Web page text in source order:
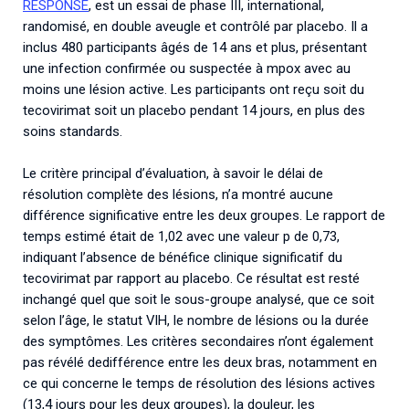
RESPONSE, est un essai de phase III, international,
randomisé, en double aveugle et contrôlé par placebo. Il a
inclus 480 participants âgés de 14 ans et plus, présentant
une infection confirmée ou suspectée à mpox avec au
moins une lésion active. Les participants ont reçu soit du
tecovirimat soit un placebo pendant 14 jours, en plus des
soins standards.
Le critère principal d’évaluation, à savoir le délai de
résolution complète des lésions, n’a montré aucune
différence significative entre les deux groupes. Le rapport de
temps estimé était de 1,02 avec une valeur p de 0,73,
indiquant l’absence de bénéfice clinique significatif du
tecovirimat par rapport au placebo. Ce résultat est resté
inchangé quel que soit le sous-groupe analysé, que ce soit
selon l’âge, le statut VIH, le nombre de lésions ou la durée
des symptômes. Les critères secondaires n’ont également
pas révélé dedifférence entre les deux bras, notamment en
ce qui concerne le temps de résolution des lésions actives
(13,4 jours pour les deux groupes), la douleur, les